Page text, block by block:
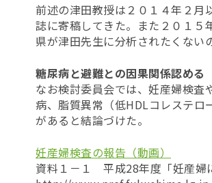
前述の津田教授は２０１４年２月
誌に寄稿してきた。また２０１５
県が津田先生に分析されたくない
糖尿病と避難との因果関係認める
なお検討委員会では、妊産婦検査
病、脂質異常（低HDLコレステロ
があると結論づけた。
妊産婦検査の報告（動画）
資料１－１ 平成28年度「妊産婦